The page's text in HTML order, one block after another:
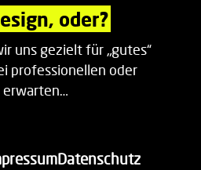
oder?
uns gezielt für „gutes“
professionellen oder
erwarten…
Datenschutz